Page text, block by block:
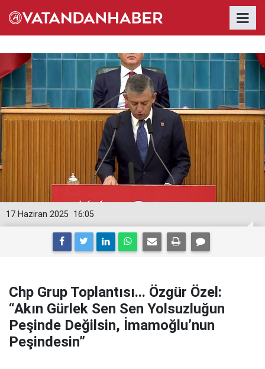
16:05
17 Haziran 2025
Chp Grup Toplantısı... Özgür Özel:
“Akın Gürlek Sen Sen Yolsuzluğun
Peşinde Değilsin, İmamoğlu’nun
Peşindesin”